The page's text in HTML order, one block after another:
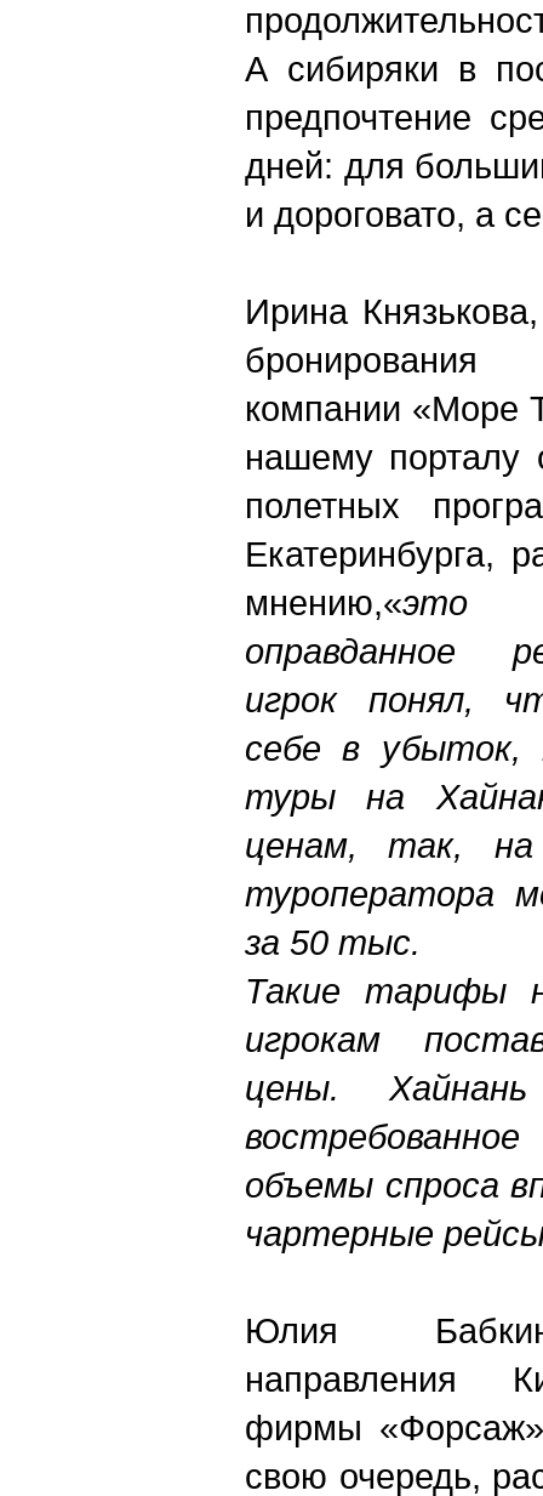
А сибиряки в
предпочтение
дней: для
и дороговато, а
Ирина
бронирования
компании «Море
нашему порталу
полетных
Екатеринбурга,
мнению,«это
оправданное
игрок понял,
себе в убыток,
туры на
ценам, так,
туроператора
за 50 тыс.
Такие тарифы
игрокам
цены.
объемы спроса
чартерные
Юлия
направления
фирмы «Форсаж»
свою очередь,